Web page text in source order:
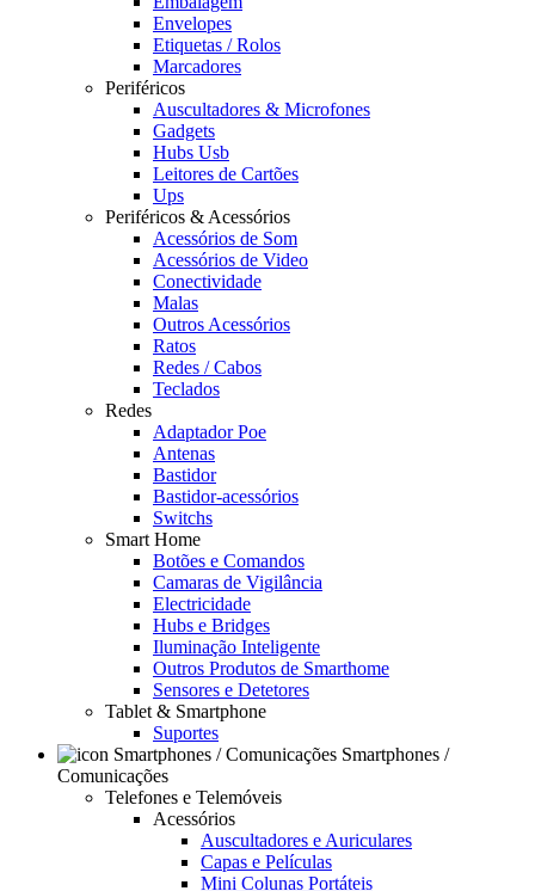
Envelopes
Etiquetas / Rolos
Marcadores
Periféricos
Auscultadores & Microfones
Gadgets
Hubs Usb
Leitores de Cartões
Ups
Periféricos & Acessórios
Acessórios de Som
Acessórios de Video
Conectividade
Malas
Outros Acessórios
Ratos
Redes / Cabos
Teclados
Redes
Adaptador Poe
Antenas
Bastidor
Bastidor-acessórios
Switchs
Smart Home
Botões e Comandos
Camaras de Vigilância
Electricidade
Hubs e Bridges
Iluminação Inteligente
Outros Produtos de Smarthome
Sensores e Detetores
Tablet & Smartphone
Suportes
Smartphones /
Comunicações
Telefones e Telemóveis
Acessórios
Auscultadores e Auriculares
Capas e Películas
Mini Colunas Portáteis